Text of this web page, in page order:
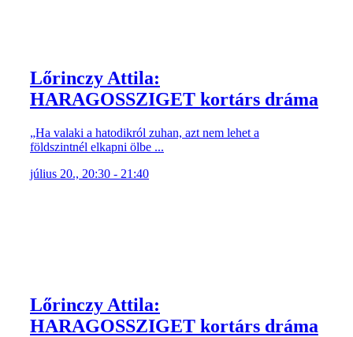
Lőrinczy Attila:
HARAGOSSZIGET kortárs dráma
„Ha valaki a hatodikról zuhan, azt nem lehet a
földszintnél elkapni ölbe ...
július 20., 20:30 - 21:40
Lőrinczy Attila:
HARAGOSSZIGET kortárs dráma